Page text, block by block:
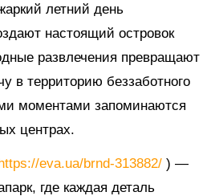
летний день
настоящий островок
развлечения превращают
в территорию беззаботного
моментами запоминаются
центрах.
eva.ua/brnd-313882/ ) —
где каждая деталь